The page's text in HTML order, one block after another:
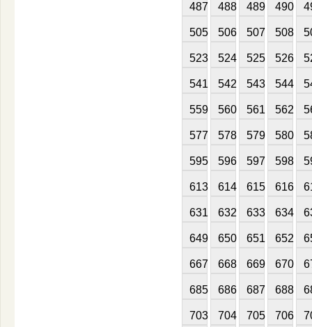
487 488 489 490
505 506 507 508
523 524 525 526
541 542 543 544
559 560 561 562
577 578 579 580
595 596 597 598
613 614 615 616
631 632 633 634
649 650 651 652
667 668 669 670
685 686 687 688
703 704 705 706